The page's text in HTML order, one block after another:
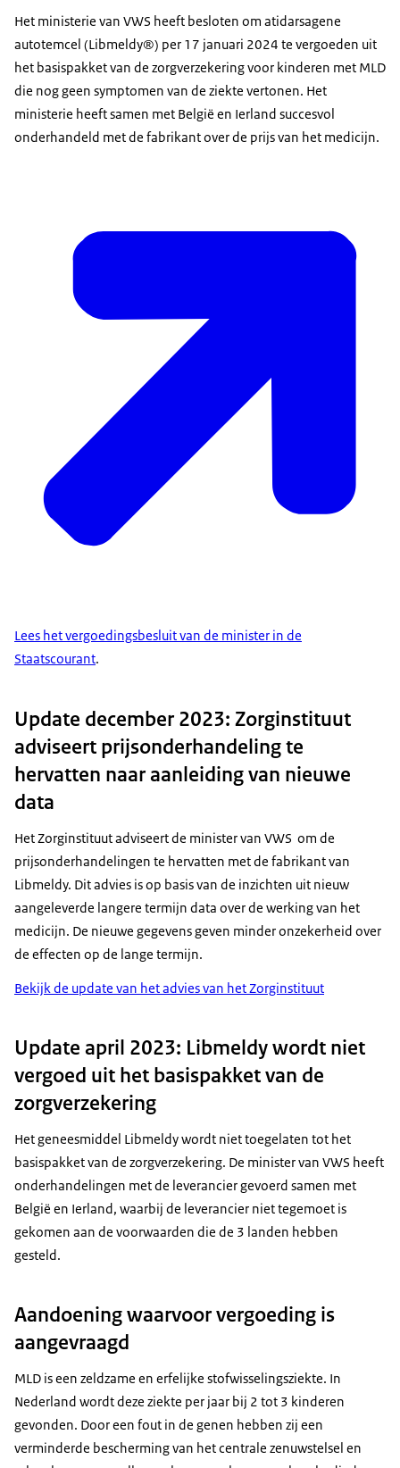
Het ministerie van VWS heeft besloten om atidarsagene
autotemcel (Libmeldy®) per 17 januari 2024 te vergoeden uit
het basispakket van de zorgverzekering voor kinderen met MLD
die nog geen symptomen van de ziekte vertonen. Het
ministerie heeft samen met België en Ierland succesvol
onderhandeld met de fabrikant over de prijs van het medicijn.
Lees het vergoedingsbesluit van de minister in de
Staatscourant.
Update december 2023: Zorginstituut
adviseert prijsonderhandeling te
hervatten naar aanleiding van nieuwe
data
Het Zorginstituut adviseert de minister van VWS om de
prijsonderhandelingen te hervatten met de fabrikant van
Libmeldy. Dit advies is op basis van de inzichten uit nieuw
aangeleverde langere termijn data over de werking van het
medicijn. De nieuwe gegevens geven minder onzekerheid over
de effecten op de lange termijn.
Bekijk de update van het advies van het Zorginstituut
Update april 2023: Libmeldy wordt niet
vergoed uit het basispakket van de
zorgverzekering
Het geneesmiddel Libmeldy wordt niet toegelaten tot het
basispakket van de zorgverzekering. De minister van VWS heeft
onderhandelingen met de leverancier gevoerd samen met
België en Ierland, waarbij de leverancier niet tegemoet is
gekomen aan de voorwaarden die de 3 landen hebben
gesteld.
Aandoening waarvoor vergoeding is
aangevraagd
MLD is een zeldzame en erfelijke stofwisselingsziekte. In
Nederland wordt deze ziekte per jaar bij 2 tot 3 kinderen
gevonden. Door een fout in de genen hebben zij een
verminderde bescherming van het centrale zenuwstelsel en